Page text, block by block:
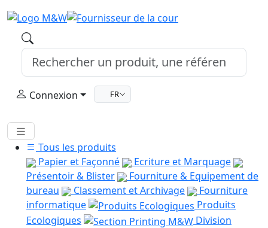
Connexion FR
Tous les produits
Papier et Façonné
Ecriture et Marquage
Présentoir & Blister
Fourniture & Equipement de
bureau
Classement et Archivage
Fourniture
informatique
Produits
Ecologiques
Division